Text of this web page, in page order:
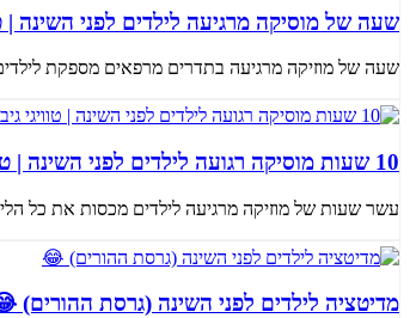
שעה של מוסיקה מרגיעה לילדים לפני השינה |
שעה של מוזיקה מרגיעה בתדרים מרפאים מספקת
10 שעות מוסיקה רגועה לילדים לפני השינה | טוויגי גיבור בריאות | יוגה, מדיטציה, שינה עמוקה, בתדר מרפא
עשר שעות של מוזיקה מרגיעה לילדים מכסות את כל
מדיטציה לילדים לפני השינה (גרסת ההורים)